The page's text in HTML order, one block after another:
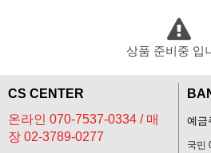
상품 준비중 입
CS CENTER
온라인 070-7537-0334 / 매
장 02-3789-0277
예금
국민